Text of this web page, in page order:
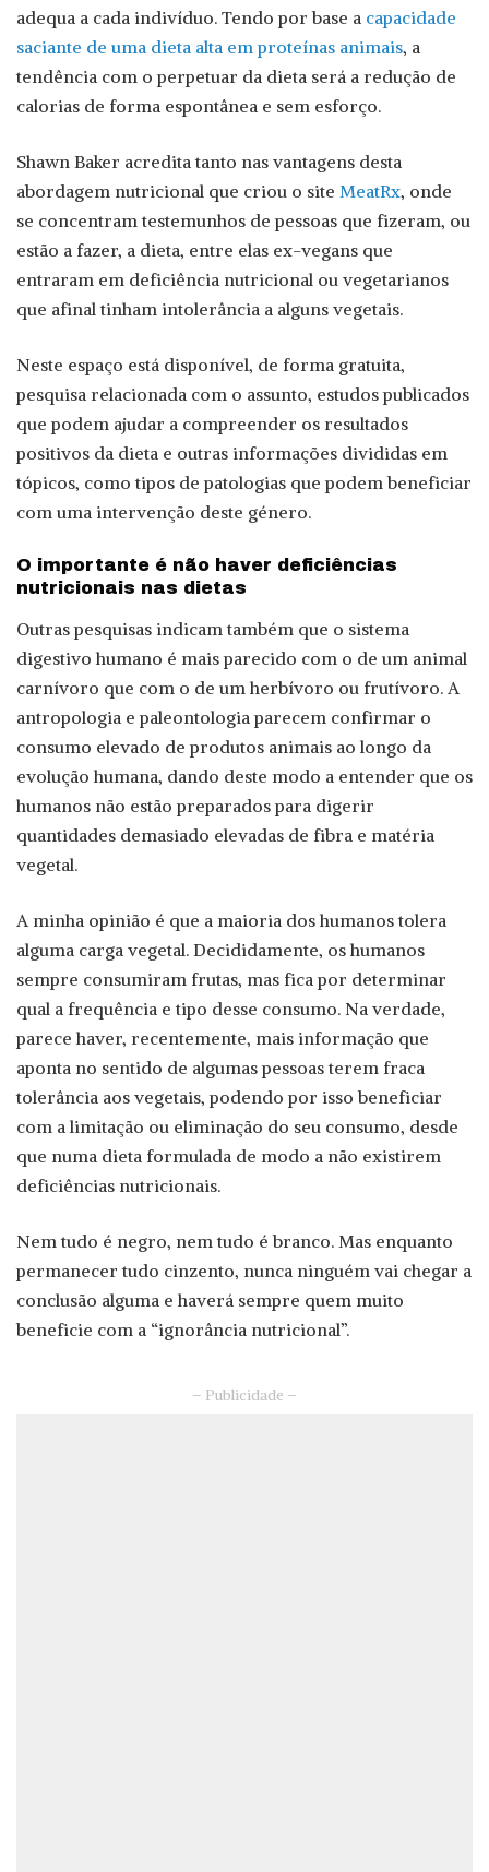
adequa a cada indivíduo. Tendo por base a capacidade
saciante de uma dieta alta em proteínas animais, a
tendência com o perpetuar da dieta será a redução de
calorias de forma espontânea e sem esforço.
Shawn Baker acredita tanto nas vantagens desta
abordagem nutricional que criou o site MeatRx, onde
se concentram testemunhos de pessoas que fizeram, ou
estão a fazer, a dieta, entre elas ex-vegans que
entraram em deficiência nutricional ou vegetarianos
que afinal tinham intolerância a alguns vegetais.
Neste espaço está disponível, de forma gratuita,
pesquisa relacionada com o assunto, estudos publicados
que podem ajudar a compreender os resultados
positivos da dieta e outras informações divididas em
tópicos, como tipos de patologias que podem beneficiar
com uma intervenção deste género.
O importante é não haver deficiências
nutricionais nas dietas
Outras pesquisas indicam também que o sistema
digestivo humano é mais parecido com o de um animal
carnívoro que com o de um herbívoro ou frutívoro. A
antropologia e paleontologia parecem confirmar o
consumo elevado de produtos animais ao longo da
evolução humana, dando deste modo a entender que os
humanos não estão preparados para digerir
quantidades demasiado elevadas de fibra e matéria
vegetal.
A minha opinião é que a maioria dos humanos tolera
alguma carga vegetal. Decididamente, os humanos
sempre consumiram frutas, mas fica por determinar
qual a frequência e tipo desse consumo. Na verdade,
parece haver, recentemente, mais informação que
aponta no sentido de algumas pessoas terem fraca
tolerância aos vegetais, podendo por isso beneficiar
com a limitação ou eliminação do seu consumo, desde
que numa dieta formulada de modo a não existirem
deficiências nutricionais.
Nem tudo é negro, nem tudo é branco. Mas enquanto
permanecer tudo cinzento, nunca ninguém vai chegar a
conclusão alguma e haverá sempre quem muito
beneficie com a “ignorância nutricional”.
– Publicidade –